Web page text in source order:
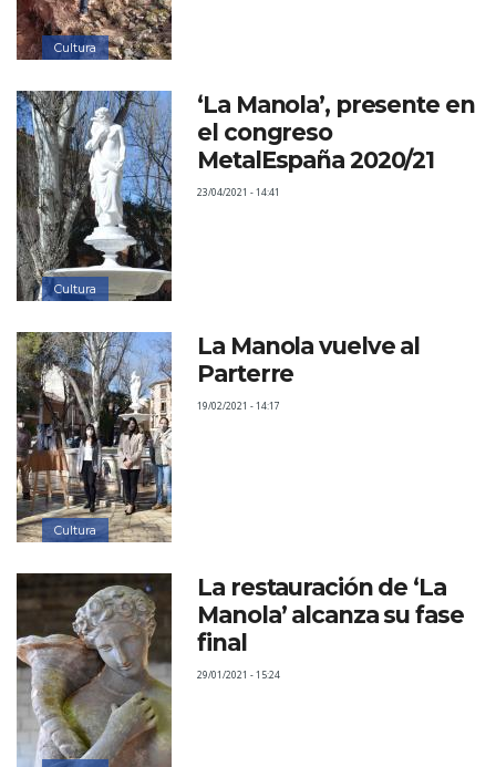
Cultura
Cultura
‘La Manola’, presente en
el congreso
MetalEspaña 2020/21
23/04/2021 - 14:41
Cultura
La Manola vuelve al
Parterre
19/02/2021 - 14:17
La restauración de ‘La
Manola’ alcanza su fase
final
29/01/2021 - 15:24